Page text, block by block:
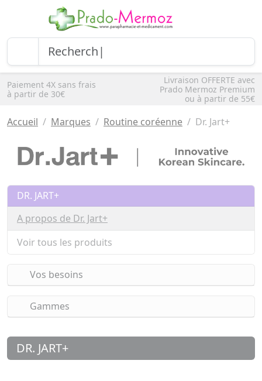
Paiement 4X sans frais
à partir de 30€
Livraison OFFERTE avec
Prado Mermoz Premium
ou à partir de 55€
Accueil Marques Routine coréenne Dr. Jart+
DR. JART+
A propos de Dr. Jart+
Voir tous les produits
Vos besoins
Gammes
DR. JART+